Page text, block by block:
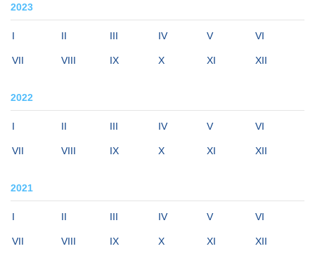
2023
I II III IV V VI
VII VIII IX X XI XII
2022
I II III IV V VI
VII VIII IX X XI XII
2021
I II III IV V VI
VII VIII IX X XI XII